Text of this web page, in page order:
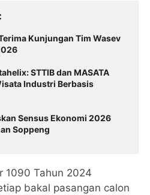
Kunjungan Tim Wasev
STTIB dan MASATA
Industri Berbasis
Sensus Ekonomi 2026
Soppeng
1090 Tahun 2024
bakal pasangan calon